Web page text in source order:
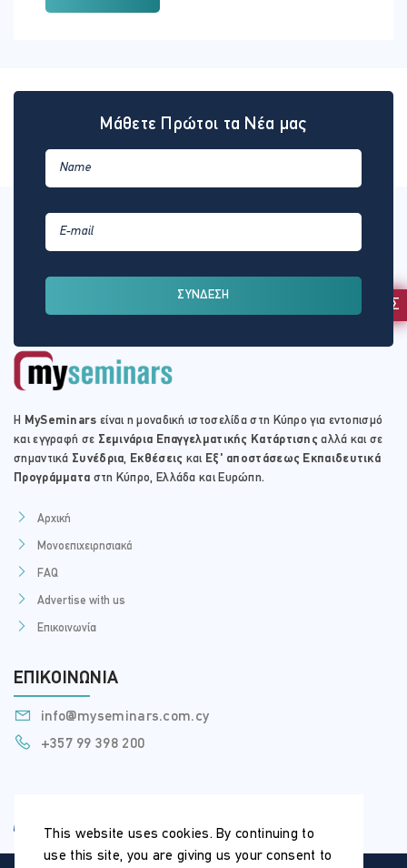
This website uses cookies. By continuing to
use this site, you are giving us your consent to
ΕΚΔΗΛΩΣΗ ΕΝΔΙΑΦΕΡΟΝΤΟΣ
Μάθετε Πρώτοι τα Νέα μας
ΣΥΝΔΕΣΗ
Η MySeminars είναι η μοναδική ιστοσελίδα στη Κύπρο για εντοπισμό
και εγγραφή σε Σεμινάρια Επαγγελματικής Κατάρτισης αλλά και σε
σημαντικά Συνέδρια, Εκθέσεις και Εξ' αποστάσεως Εκπαιδευτικά
Προγράμματα στη Κύπρο, Ελλάδα και Ευρώπη.
Αρχική
Μονοεπιχειρησιακά
FAQ
Advertise with us
Επικοινωνία
ΕΠΙΚΟΙΝΩΝΊΑ
info@myseminars.com.cy
+357 99 398 200